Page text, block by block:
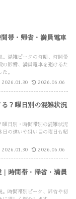
帯・帰省・満員電車
混雑ピークの時期、時間帯
の影響、満員電車を避けるた
。
2026.01.30 2026.06.06
る？曜日別の混雑状況
曜日別・時間帯別の混雑状況
日の違いや狙い目の曜日も紹
2026.01.30 2026.06.06
｜時間帯・帰省・満員
時間帯別ピーク、帰省や初